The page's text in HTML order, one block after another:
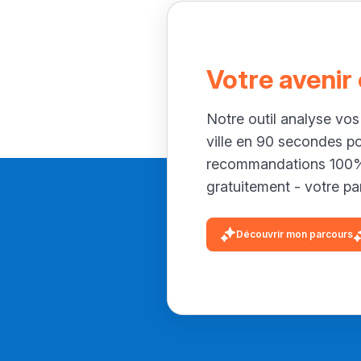
Votre avenir
Notre outil analyse
ville en 90 secondes
recommandations
gratuitement - votre
Découvrir mon parcours